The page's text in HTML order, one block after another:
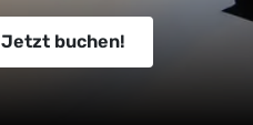
Jetzt buchen!